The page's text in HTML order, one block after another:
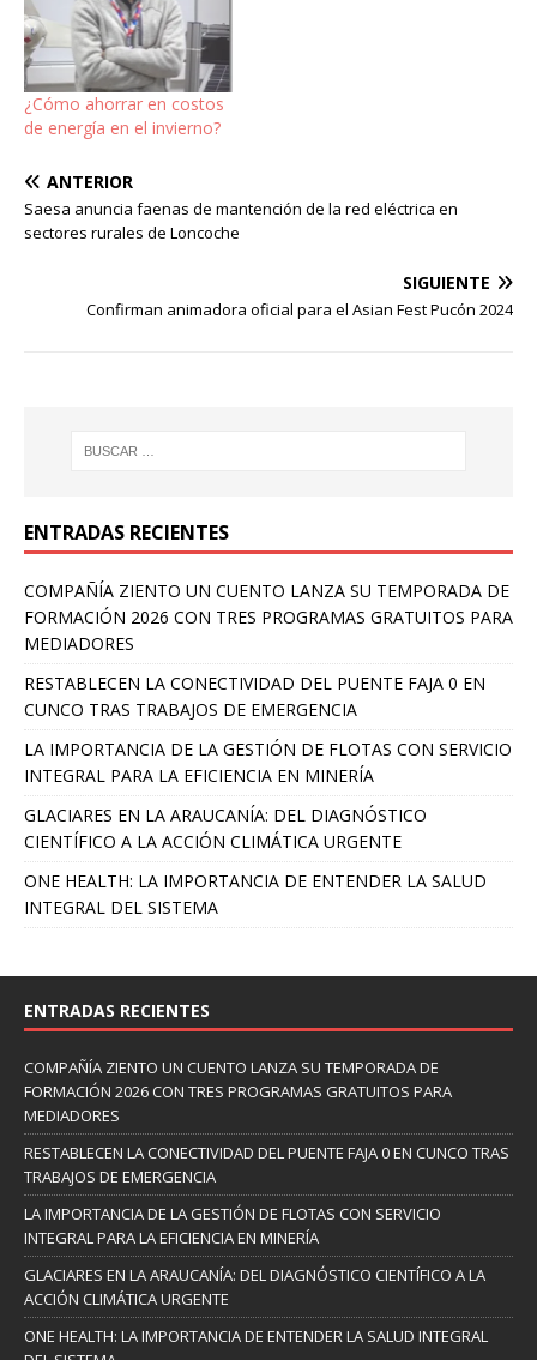
¿Cómo ahorrar en costos
de energía en el invierno?
ANTERIOR
Saesa anuncia faenas de mantención de la red eléctrica en
sectores rurales de Loncoche
SIGUIENTE
Confirman animadora oficial para el Asian Fest Pucón 2024
ENTRADAS RECIENTES
COMPAÑÍA ZIENTO UN CUENTO LANZA SU TEMPORADA DE
FORMACIÓN 2026 CON TRES PROGRAMAS GRATUITOS PARA
MEDIADORES
RESTABLECEN LA CONECTIVIDAD DEL PUENTE FAJA 0 EN
CUNCO TRAS TRABAJOS DE EMERGENCIA
LA IMPORTANCIA DE LA GESTIÓN DE FLOTAS CON SERVICIO
INTEGRAL PARA LA EFICIENCIA EN MINERÍA
GLACIARES EN LA ARAUCANÍA: DEL DIAGNÓSTICO
CIENTÍFICO A LA ACCIÓN CLIMÁTICA URGENTE
ONE HEALTH: LA IMPORTANCIA DE ENTENDER LA SALUD
INTEGRAL DEL SISTEMA
ENTRADAS RECIENTES
COMPAÑÍA ZIENTO UN CUENTO LANZA SU TEMPORADA DE
FORMACIÓN 2026 CON TRES PROGRAMAS GRATUITOS PARA
MEDIADORES
RESTABLECEN LA CONECTIVIDAD DEL PUENTE FAJA 0 EN CUNCO TRAS
TRABAJOS DE EMERGENCIA
LA IMPORTANCIA DE LA GESTIÓN DE FLOTAS CON SERVICIO
INTEGRAL PARA LA EFICIENCIA EN MINERÍA
GLACIARES EN LA ARAUCANÍA: DEL DIAGNÓSTICO CIENTÍFICO A LA
ACCIÓN CLIMÁTICA URGENTE
ONE HEALTH: LA IMPORTANCIA DE ENTENDER LA SALUD INTEGRAL